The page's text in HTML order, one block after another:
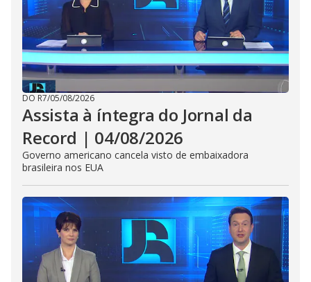
DO R7/05/08/2026
Assista à íntegra do Jornal da
Record | 04/08/2026
Governo americano cancela visto de embaixadora
brasileira nos EUA